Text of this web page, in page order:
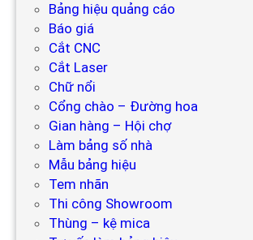
Bảng hiệu quảng cáo
Báo giá
Cắt CNC
Cắt Laser
Chữ nổi
Cổng chào – Đường hoa
Gian hàng – Hội chợ
Làm bảng số nhà
Mẫu bảng hiệu
Tem nhãn
Thi công Showroom
Thùng – kệ mica